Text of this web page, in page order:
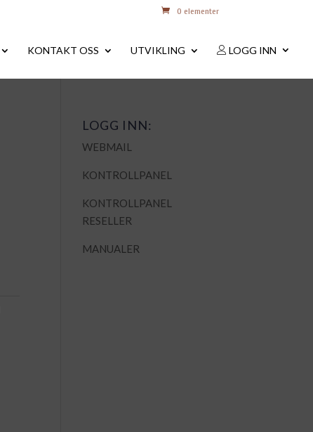
0 elementer
KONTAKT OSS UTVIKLING LOGG INN
LOGG INN:
WEBMAIL
KONTROLLPANEL
KONTROLLPANEL
RESELLER
MANUALER